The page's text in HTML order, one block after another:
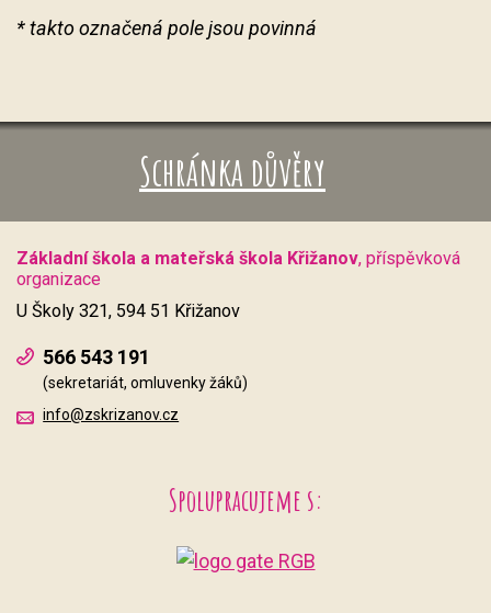
* takto označená pole jsou povinná
Schránka důvěry
Základní škola a mateřská škola Křižanov, příspěvková
organizace
U Školy 321, 594 51 Křižanov
566 543 191
(sekretariát, omluvenky žáků)
info@zskrizanov.cz
Spolupracujeme s: